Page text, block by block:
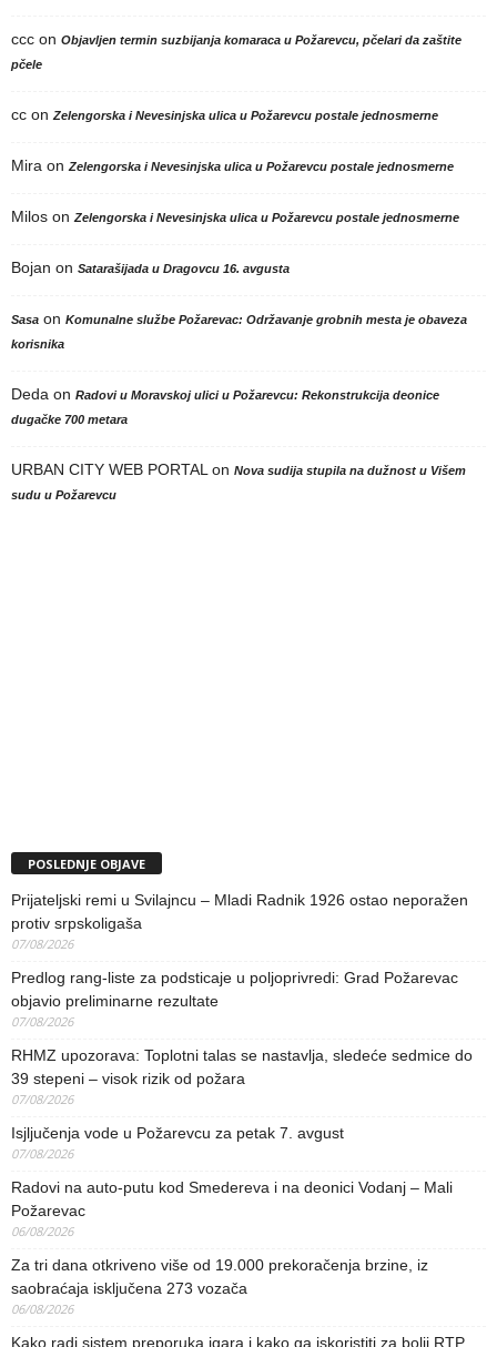
ccc on Objavljen termin suzbijanja komaraca u Požarevcu, pčelari da zaštite
pčele
cc on Zelengorska i Nevesinjska ulica u Požarevcu postale jednosmerne
Mira on Zelengorska i Nevesinjska ulica u Požarevcu postale jednosmerne
Milos on Zelengorska i Nevesinjska ulica u Požarevcu postale jednosmerne
Bojan on Satarašijada u Dragovcu 16. avgusta
Sasa on Komunalne službe Požarevac: Održavanje grobnih mesta je obaveza
korisnika
Deda on Radovi u Moravskoj ulici u Požarevcu: Rekonstrukcija deonice
dugačke 700 metara
URBAN CITY WEB PORTAL on Nova sudija stupila na dužnost u Višem
sudu u Požarevcu
POSLEDNJE OBJAVE
Prijateljski remi u Svilajncu – Mladi Radnik 1926 ostao neporažen
protiv srpskoligaša
07/08/2026
Predlog rang-liste za podsticaje u poljoprivredi: Grad Požarevac
objavio preliminarne rezultate
07/08/2026
RHMZ upozorava: Toplotni talas se nastavlja, sledeće sedmice do
39 stepeni – visok rizik od požara
07/08/2026
Isjljučenja vode u Požarevcu za petak 7. avgust
07/08/2026
Radovi na auto-putu kod Smedereva i na deonici Vodanj – Mali
Požarevac
06/08/2026
Za tri dana otkriveno više od 19.000 prekoračenja brzine, iz
saobraćaja isključena 273 vozača
06/08/2026
Kako radi sistem preporuka igara i kako ga iskoristiti za bolji RTP